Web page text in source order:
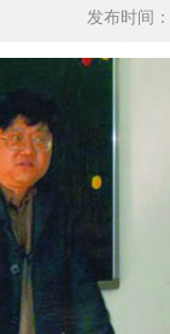
发布时间